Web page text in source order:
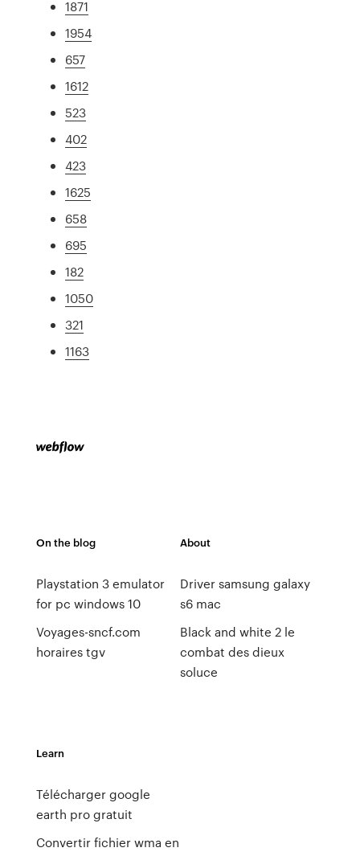
1871
1954
657
1612
523
402
423
1625
658
695
182
1050
321
1163
On the blog
Playstation 3 emulator
for pc windows 10
Voyages-sncf.com
horaires tgv
About
Driver samsung galaxy
s6 mac
Black and white 2 le
combat des dieux
soluce
Learn
Télécharger google
earth pro gratuit
Convertir fichier wma en